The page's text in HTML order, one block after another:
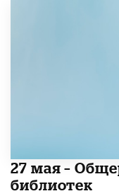
​27 мая –
библиотек